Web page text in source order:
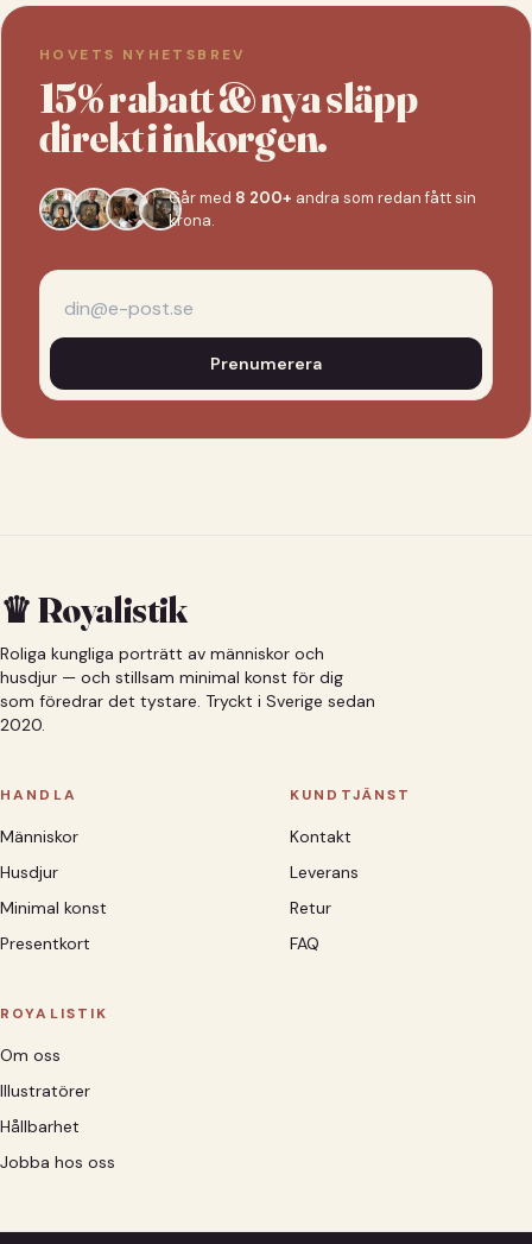
HOVETS NYHETSBREV
15% rabatt & nya släpp
direkt i inkorgen.
Går med 8 200+ andra som redan fått sin
krona.
Prenumerera
♛ Royalistik
Roliga kungliga porträtt av människor och
husdjur — och stillsam minimal konst för dig
som föredrar det tystare. Tryckt i Sverige sedan
2020.
HANDLA
Människor
Husdjur
Minimal konst
Presentkort
KUNDTJÄNST
Kontakt
Leverans
Retur
FAQ
ROYALISTIK
Om oss
Illustratörer
Hållbarhet
Jobba hos oss